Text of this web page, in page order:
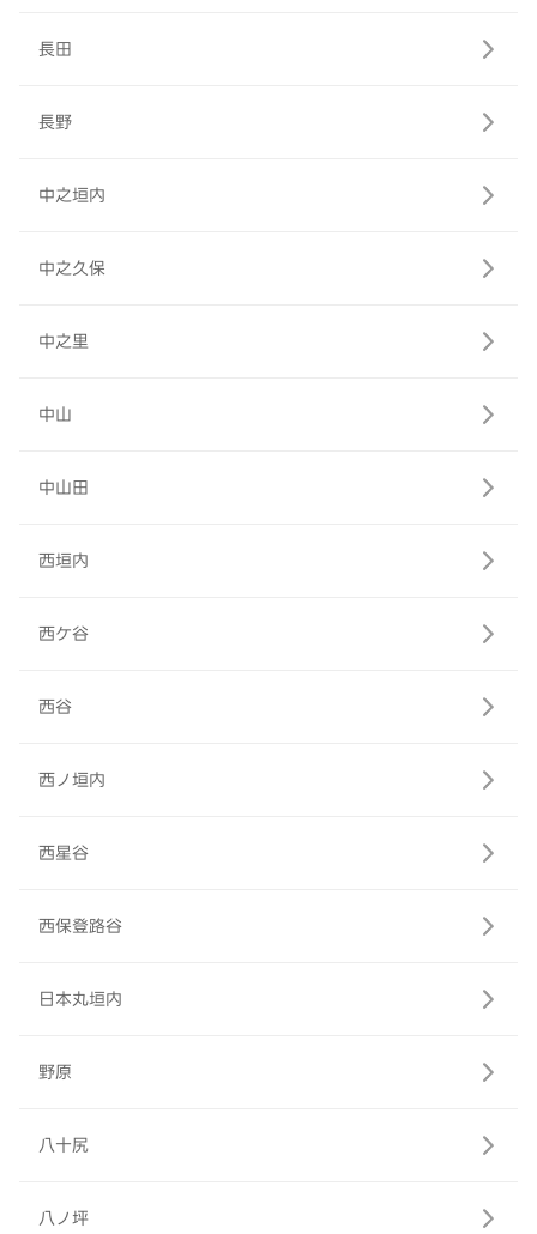
長田
長野
中之垣内
中之久保
中之里
中山
中山田
西垣内
西ケ谷
西谷
西ノ垣内
西星谷
西保登路谷
日本丸垣内
野原
八十尻
八ノ坪